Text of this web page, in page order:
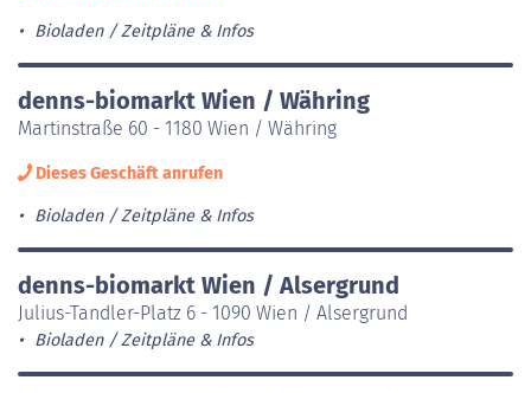
Bioladen Zeitpläne & Infos
denns-biomarkt Wien / Währing
Martinstraße 60 - 1180 Wien / Währing
Dieses Geschäft anrufen
Bioladen Zeitpläne & Infos
denns-biomarkt Wien / Alsergrund
Julius-Tandler-Platz 6 - 1090 Wien / Alsergrund
Bioladen Zeitpläne & Infos